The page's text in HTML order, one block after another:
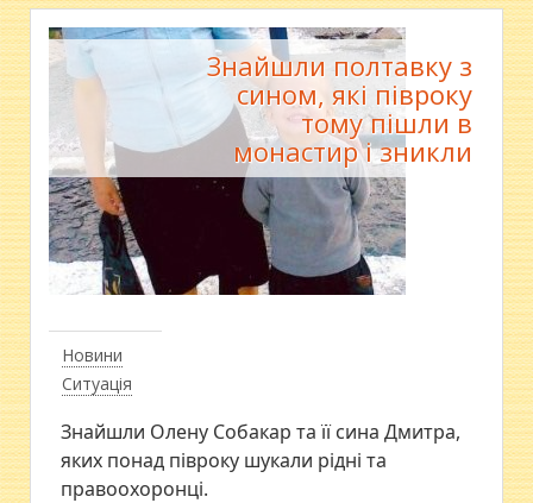
Новини
Ситуація
Знайшли полтавку з
сином, які півроку
тому пішли в
монастир і зникли
Знайшли Олену Собакар та її сина Дмитра,
яких понад півроку шукали рідні та
правоохоронці.